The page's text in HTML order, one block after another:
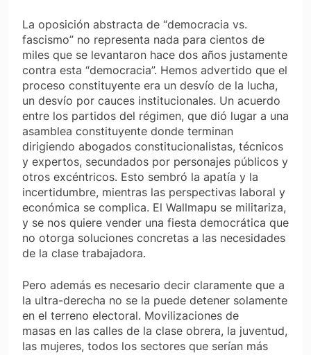
La oposición abstracta de “democracia vs.
fascismo” no representa nada para cientos de
miles que se levantaron hace dos años justamente
contra esta “democracia”. Hemos advertido que el
proceso constituyente era un desvío de la lucha,
un desvío por cauces institucionales. Un acuerdo
entre los partidos del régimen, que dió lugar a una
asamblea constituyente donde terminan
dirigiendo abogados constitucionalistas, técnicos
y expertos, secundados por personajes públicos y
otros excéntricos. Esto sembró la apatía y la
incertidumbre, mientras las perspectivas laboral y
económica se complica. El Wallmapu se militariza,
y se nos quiere vender una fiesta democrática que
no otorga soluciones concretas a las necesidades
de la clase trabajadora.
Pero además es necesario decir claramente que a
la ultra-derecha no se la puede detener solamente
en el terreno electoral. Movilizaciones de
masas en las calles de la clase obrera, la juventud,
las mujeres, todos los sectores que serían más